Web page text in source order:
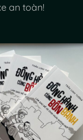
an toàn!